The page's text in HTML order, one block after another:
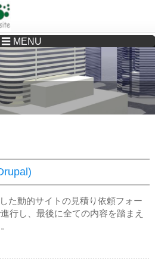
んでいいか分からない方へ…まずはご相談く
☰ MENU
た動的サイトの見積り依頼フォー
行し、最後に全ての内容を踏まえ